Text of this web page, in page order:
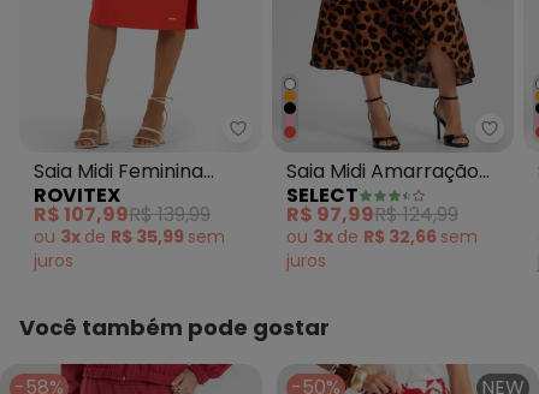
Rovitex - Saia Midi Feminina
Saia Midi Feminina
Molecotton Vermelho
ROVITEX
R$ 107,99R$ 139,99
ou 3x de R$ 35,99 sem
juros
Saia Midi Amarração
Envelope Vermelho
SELECT
R$ 97,99R$ 124,99
ou 3x de R$ 32,66 sem
juros
Você também pode gostar
-58% -50% NEW